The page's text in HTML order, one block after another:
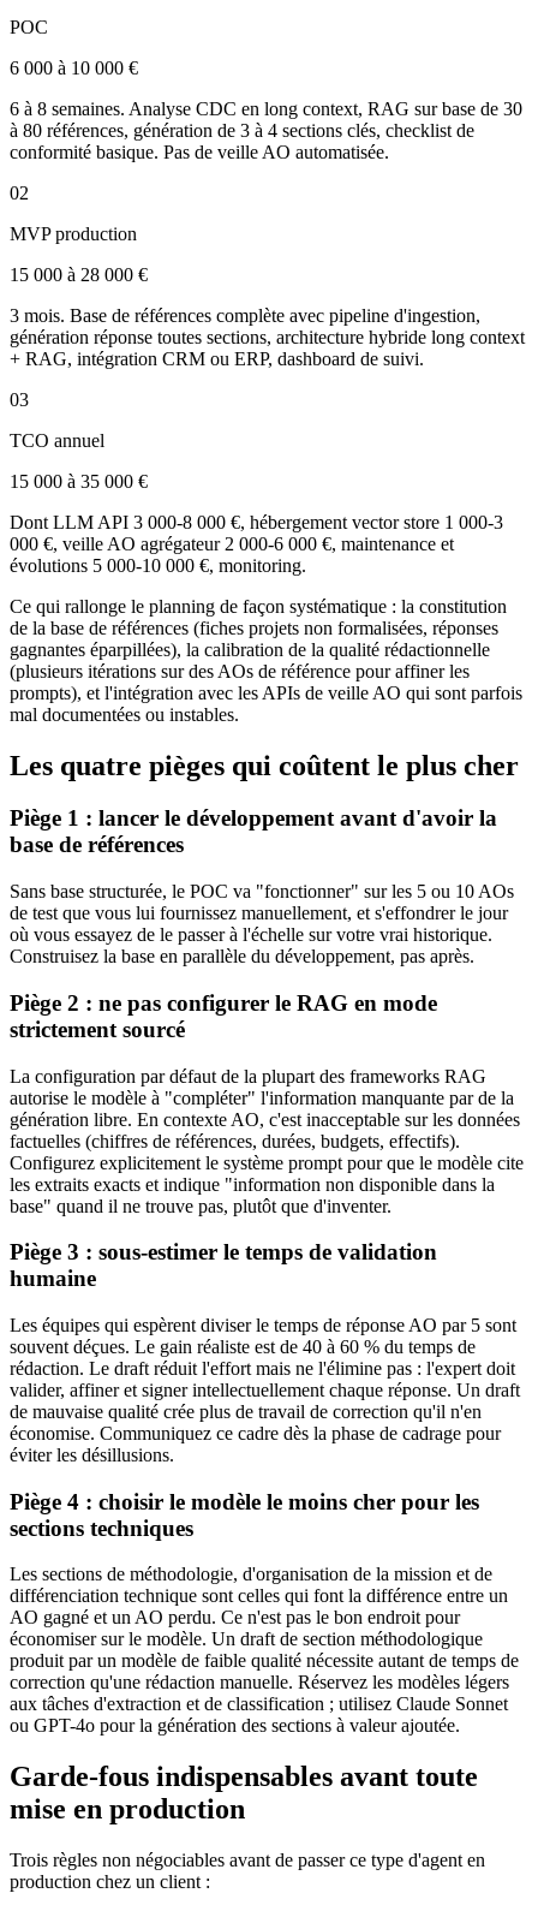
POC
6 000 à 10 000 €
6 à 8 semaines. Analyse CDC en long context, RAG sur base de 30
à 80 références, génération de 3 à 4 sections clés, checklist de
conformité basique. Pas de veille AO automatisée.
02
MVP production
15 000 à 28 000 €
3 mois. Base de références complète avec pipeline d'ingestion,
génération réponse toutes sections, architecture hybride long context
+ RAG, intégration CRM ou ERP, dashboard de suivi.
03
TCO annuel
15 000 à 35 000 €
Dont LLM API 3 000-8 000 €, hébergement vector store 1 000-3
000 €, veille AO agrégateur 2 000-6 000 €, maintenance et
évolutions 5 000-10 000 €, monitoring.
Ce qui rallonge le planning de façon systématique : la constitution
de la base de références (fiches projets non formalisées, réponses
gagnantes éparpillées), la calibration de la qualité rédactionnelle
(plusieurs itérations sur des AOs de référence pour affiner les
prompts), et l'intégration avec les APIs de veille AO qui sont parfois
mal documentées ou instables.
Les quatre pièges qui coûtent le plus cher
Piège 1 : lancer le développement avant d'avoir la
base de références
Sans base structurée, le POC va "fonctionner" sur les 5 ou 10 AOs
de test que vous lui fournissez manuellement, et s'effondrer le jour
où vous essayez de le passer à l'échelle sur votre vrai historique.
Construisez la base en parallèle du développement, pas après.
Piège 2 : ne pas configurer le RAG en mode
strictement sourcé
La configuration par défaut de la plupart des frameworks RAG
autorise le modèle à "compléter" l'information manquante par de la
génération libre. En contexte AO, c'est inacceptable sur les données
factuelles (chiffres de références, durées, budgets, effectifs).
Configurez explicitement le système prompt pour que le modèle cite
les extraits exacts et indique "information non disponible dans la
base" quand il ne trouve pas, plutôt que d'inventer.
Piège 3 : sous-estimer le temps de validation
humaine
Les équipes qui espèrent diviser le temps de réponse AO par 5 sont
souvent déçues. Le gain réaliste est de 40 à 60 % du temps de
rédaction. Le draft réduit l'effort mais ne l'élimine pas : l'expert doit
valider, affiner et signer intellectuellement chaque réponse. Un draft
de mauvaise qualité crée plus de travail de correction qu'il n'en
économise. Communiquez ce cadre dès la phase de cadrage pour
éviter les désillusions.
Piège 4 : choisir le modèle le moins cher pour les
sections techniques
Les sections de méthodologie, d'organisation de la mission et de
différenciation technique sont celles qui font la différence entre un
AO gagné et un AO perdu. Ce n'est pas le bon endroit pour
économiser sur le modèle. Un draft de section méthodologique
produit par un modèle de faible qualité nécessite autant de temps de
correction qu'une rédaction manuelle. Réservez les modèles légers
aux tâches d'extraction et de classification ; utilisez Claude Sonnet
ou GPT-4o pour la génération des sections à valeur ajoutée.
Garde-fous indispensables avant toute
mise en production
Trois règles non négociables avant de passer ce type d'agent en
production chez un client :